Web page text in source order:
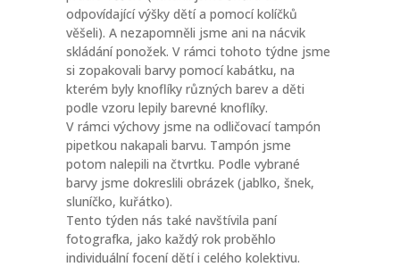
odpovídající výšky dětí a pomocí kolíčků
věšeli). A nezapomněli jsme ani na nácvik
skládání ponožek. V rámci tohoto týdne jsme
si zopakovali barvy pomocí kabátku, na
kterém byly knoflíky různých barev a děti
podle vzoru lepily barevné knoflíky.
V rámci výchovy jsme na odličovací tampón
pipetkou nakapali barvu. Tampón jsme
potom nalepili na čtvrtku. Podle vybrané
barvy jsme dokreslili obrázek (jablko, šnek,
sluníčko, kuřátko).
Tento týden nás také navštívila paní
fotografka, jako každý rok proběhlo
individuální focení dětí i celého kolektivu.